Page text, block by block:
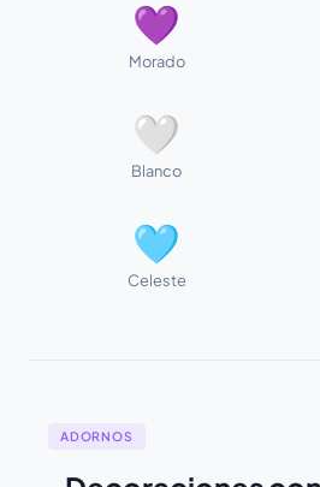
💜
Morado
🤍
Blanco
🩵
Celeste
ADORNOS